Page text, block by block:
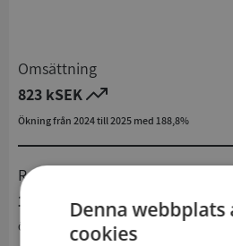
Omsättning
823 kSEK
Ökning från 2024 till 2025 med 188,8%
Resultat
112 kSEK
Ökning från 2024 till 2025 med 166,7%
Denna webbplats
cookies